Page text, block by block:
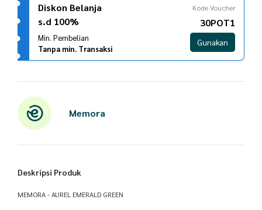
Diskon Belanja
s.d 100%
Min. Pembelian
Tanpa min. Transaksi
Kode Voucher
30POT1
Gunakan
Memora
Deskripsi Produk
MEMORA - AUREL EMERALD GREEN